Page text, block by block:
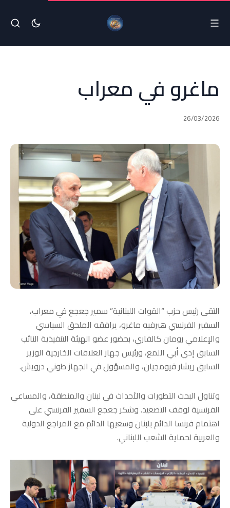
ماغرو في معراب
26/03/2026
التقى رئيس حزب “القوات اللبنانية” سمير جعجع في معراب،
السفير الفرنسي هيرفيه ماغرو، يرافقه الملحق السياسي
والإعلامي رومان كالفاري، بحضور عضو الهيئة التنفيذية النائب
السابق إدي أبي اللمع، ورئيس جهاز العلاقات الخارجية الوزير
السابق ريشار قيومجيان، والمسؤول في الجهاز طوني درويش.
وتناول البحث التطورات والأحداث في لبنان والمنطقة، والمساعي
الفرنسية لوقف التصعيد. وشكر جعجع السفير الفرنسي على
اهتمام فرنسا الدائم بلبنان وسعيها الدائم مع المراجع الدولية
والعربية لحماية الشعب اللبناني.